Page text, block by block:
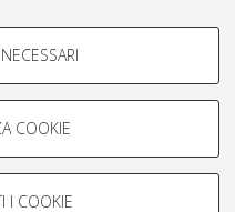
le caratteristiche della
in base al loro comportamento
COOKIE
I COOKIE